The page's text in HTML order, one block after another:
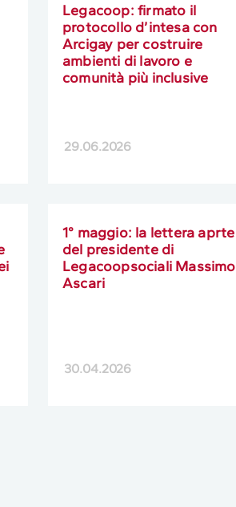
Legacoop: firmato il
protocollo d’intesa con
Arcigay per costruire
ambienti di lavoro e
comunità più inclusive
29.06.2026
1° maggio: la lettera aprte
del presidente di
Legacoopsociali Massimo
Ascari
30.04.2026